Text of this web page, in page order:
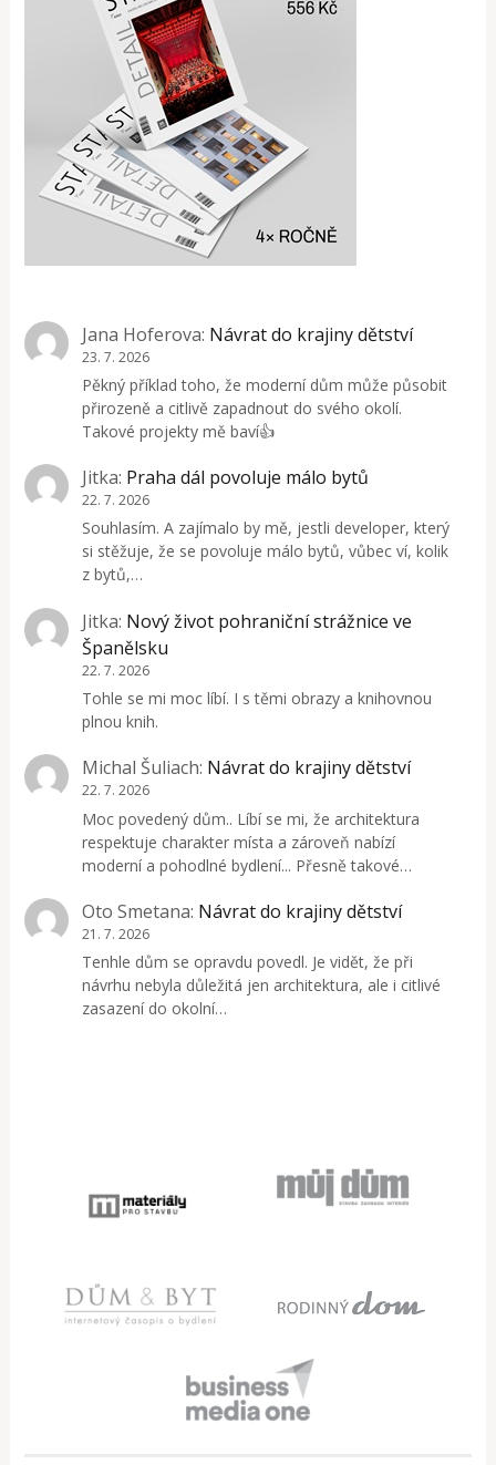
Jana Hoferova: Návrat do krajiny dětství
23. 7. 2026
Pěkný příklad toho, že moderní dům může působit
přirozeně a citlivě zapadnout do svého okolí.
Takové projekty mě baví👍
Jitka: Praha dál povoluje málo bytů
22. 7. 2026
Souhlasím. A zajímalo by mě, jestli developer, který
si stěžuje, že se povoluje málo bytů, vůbec ví, kolik
z bytů,…
Jitka: Nový život pohraniční strážnice ve
Španělsku
22. 7. 2026
Tohle se mi moc líbí. I s těmi obrazy a knihovnou
plnou knih.
Michal Šuliach: Návrat do krajiny dětství
22. 7. 2026
Moc povedený dům.. Líbí se mi, že architektura
respektuje charakter místa a zároveň nabízí
moderní a pohodlné bydlení... Přesně takové…
Oto Smetana: Návrat do krajiny dětství
21. 7. 2026
Tenhle dům se opravdu povedl. Je vidět, že při
návrhu nebyla důležitá jen architektura, ale i citlivé
zasazení do okolní…